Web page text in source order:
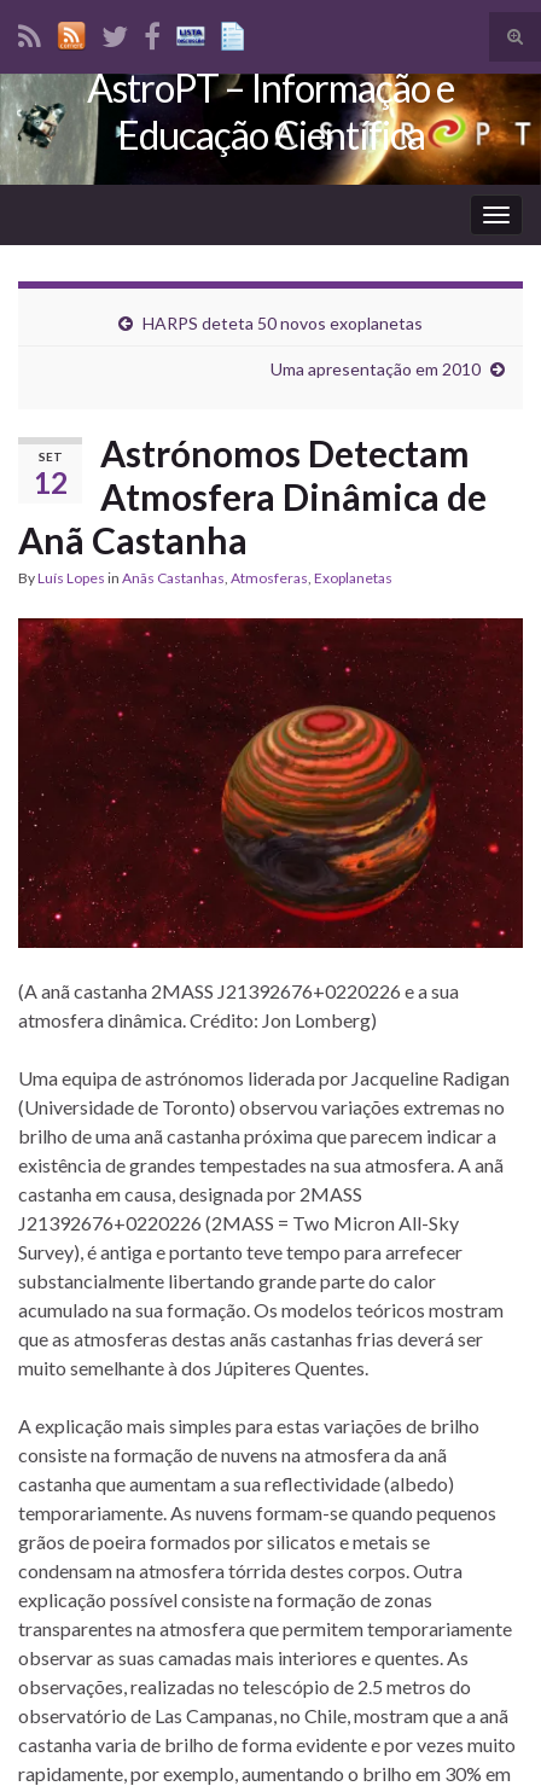
Search for:
AstroPT – Informação e
Educação Científica
HARPS deteta 50 novos exoplanetas
Uma apresentação em 2010
SET
12
Astrónomos Detectam
Atmosfera Dinâmica de
Anã Castanha
ByLuís Lopes in Anãs Castanhas, Atmosferas, Exoplanetas
(A anã castanha 2MASS J21392676+0220226 e a sua
atmosfera dinâmica. Crédito: Jon Lomberg)
Uma equipa de astrónomos liderada por Jacqueline Radigan
(Universidade de Toronto) observou variações extremas no
brilho de uma anã castanha próxima que parecem indicar a
existência de grandes tempestades na sua atmosfera. A anã
castanha em causa, designada por 2MASS
J21392676+0220226 (2MASS = Two Micron All-Sky
Survey), é antiga e portanto teve tempo para arrefecer
substancialmente libertando grande parte do calor
acumulado na sua formação. Os modelos teóricos mostram
que as atmosferas destas anãs castanhas frias deverá ser
muito semelhante à dos Júpiteres Quentes.
A explicação mais simples para estas variações de brilho
consiste na formação de nuvens na atmosfera da anã
castanha que aumentam a sua reflectividade (albedo)
temporariamente. As nuvens formam-se quando pequenos
grãos de poeira formados por silicatos e metais se
condensam na atmosfera tórrida destes corpos. Outra
explicação possível consiste na formação de zonas
transparentes na atmosfera que permitem temporariamente
observar as suas camadas mais interiores e quentes. As
observações, realizadas no telescópio de 2.5 metros do
observatório de Las Campanas, no Chile, mostram que a anã
castanha varia de brilho de forma evidente e por vezes muito
rapidamente, por exemplo, aumentando o brilho em 30% em